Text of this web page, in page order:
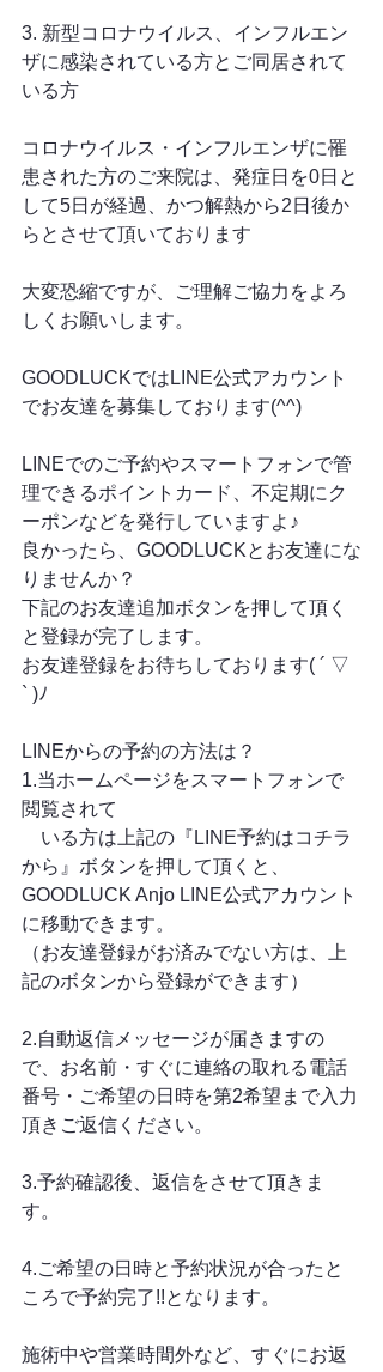
3. 新型コロナウイルス、インフルエン
ザに感染されている方とご同居されて
いる方
コロナウイルス・インフルエンザに罹
患された方のご来院は、発症日を0日と
して5日が経過、かつ解熱から2日後か
らとさせて頂いております
大変恐縮ですが、ご理解ご協力をよろ
しくお願いします。
GOODLUCKではLINE公式アカウント
でお友達を募集しております(^^)
LINEでのご予約やスマートフォンで管
理できるポイントカード、不定期にク
ーポンなどを発行していますよ♪
良かったら、GOODLUCKとお友達にな
りませんか？
下記のお友達追加ボタンを押して頂く
と登録が完了します。
お友達登録をお待ちしております( ´ ▽
` )ﾉ
LINEからの予約の方法は？
1.当ホームページをスマートフォンで
閲覧されて
いる方は上記の『LINE予約はコチラ
から』ボタンを押して頂くと、
GOODLUCK Anjo LINE公式アカウント
に移動できます。
（お友達登録がお済みでない方は、上
記のボタンから登録ができます）
2.自動返信メッセージが届きますの
で、お名前・すぐに連絡の取れる電話
番号・ご希望の日時を第2希望まで入力
頂きご返信ください。
3.予約確認後、返信をさせて頂きま
す。
4.ご希望の日時と予約状況が合ったと
ころで予約完了!!となります。
施術中や営業時間外など、すぐにお返